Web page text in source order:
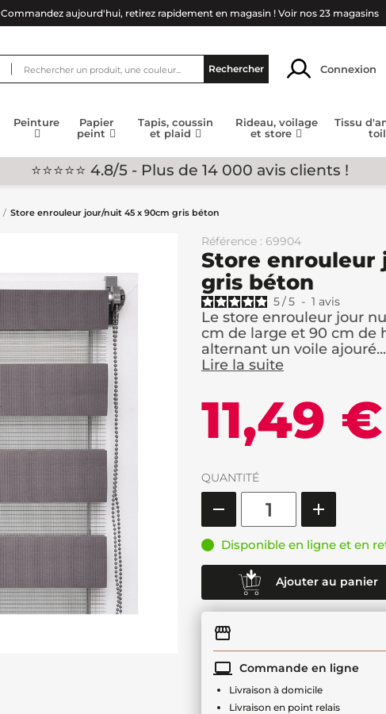
Commandez aujourd'hui, retirez rapidement en magasin ! Voir nos 23 magasins
Rechercher Connexion
Peinture
Papier
peint
Tapis, coussin
et plaid
Rideau, voilage
et store
Tissu
⭐⭐⭐⭐⭐ 4.8/5 - Plus de 14 000 avis clients !
Store enrouleur jour/nuit 45 x 90cm gris béton
Référence : 69904
Store enrouleur
gris béton
5/5 - 1 avis
Le store enrouleur jour
cm de large et 90 cm de
alternant un voile ajouré...
Lire la suite
11,49 €
QUANTITÉ
Disponible en ligne et en
Ajouter au panier
Commande en ligne
Livraison à domicile
Livraison en point relais